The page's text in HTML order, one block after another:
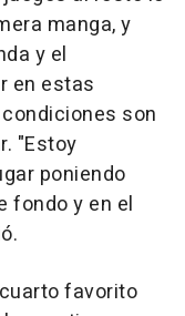
manga, y
y el
en estas
son
"Estoy
poniendo
fondo y en el
favorito